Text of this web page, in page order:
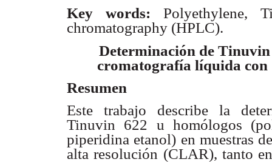
Key words: Polyethylene,
chromatography (HPLC).
Determinación de
cromatografía líquida con
Resumen
Este trabajo describe la
Tinuvin 622 u homólogos
piperidina etanol) en muestras
alta resolución (CLAR), tanto